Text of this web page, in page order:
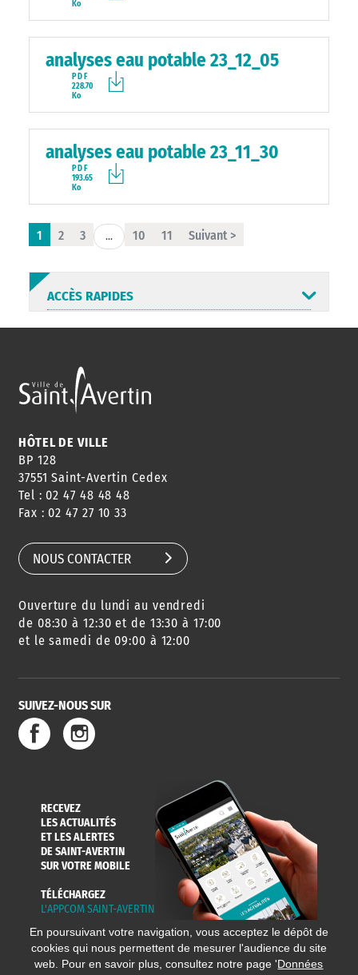
Ko
analyses eau potable 23_12_05
PDF
228.70
Ko
analyses eau potable 23_11_30
PDF
193.65
Ko
1 2 3 ... 10 11 Suivant >
ACCÈS RAPIDES
ANNUAIRE
HORAIRES
CONSEILS
DE QUARTIER
AGENDA
DES SORTIES
URBANISME
SERVICE
DE L'EAU
HÔTEL DE VILLE
BP 128
37551 Saint-Avertin Cedex
Tel : 02 47 48 48 48
Fax : 02 47 27 10 33
NOUS CONTACTER
Ouverture du lundi au vendredi
de 08:30 à 12:30 et de 13:30 à 17:00
et le samedi de 09:00 à 12:00
SUIVEZ-NOUS SUR
RECEVEZ
LES ACTUALITÉS
ET LES ALERTES
DE SAINT-AVERTIN
SUR VOTRE MOBILE
TÉLÉCHARGEZ
L'APPCOM SAINT-AVERTIN
En poursuivant votre navigation, vous acceptez le dépôt de
cookies qui nous permettent de mesurer l'audience du site
web. Pour en savoir plus, consultez notre page 'Données